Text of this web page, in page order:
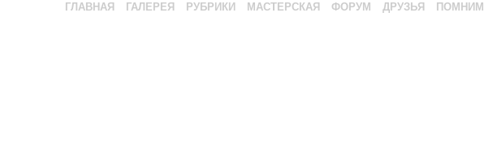
ГЛАВНАЯ ГАЛЕРЕЯ РУБРИКИ МАСТЕРСКАЯ ФОРУМ ДРУЗЬЯ ПОМНИМ